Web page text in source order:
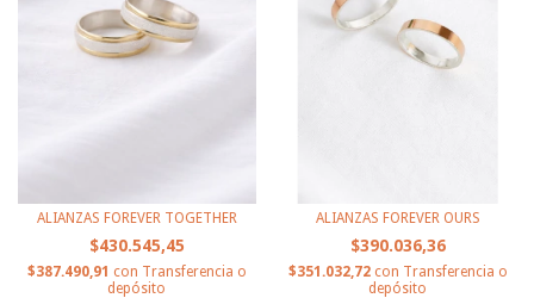
ALIANZAS FOREVER TOGETHER
$430.545,45
$387.490,91 con Transferencia o
depósito
ALIANZAS FOREVER OURS
$390.036,36
$351.032,72 con Transferencia o
depósito